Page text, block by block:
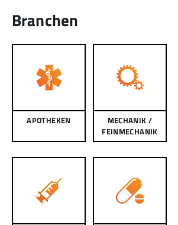
Branchen
APOTHEKEN
MECHANIK /
FEINMECHANIK